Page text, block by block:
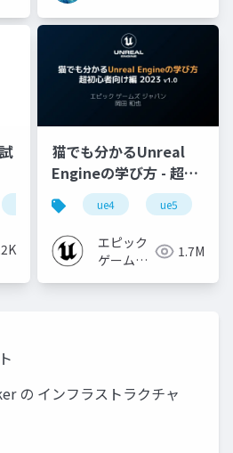
猫でも分かるUnreal
Engineの学び方 - 超初
心者向け編 - 2023 v1.0
ue4 ue5
エピック
ゲームズ
1.7M
の インフラストラクチャ